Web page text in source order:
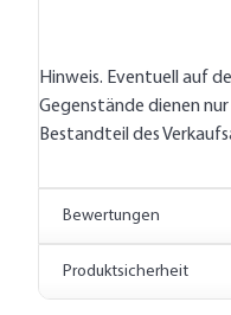
Hinweis. Eventuell auf
Gegenstände dienen
Bestandteil des
Bewertungen
Produktsicherheit